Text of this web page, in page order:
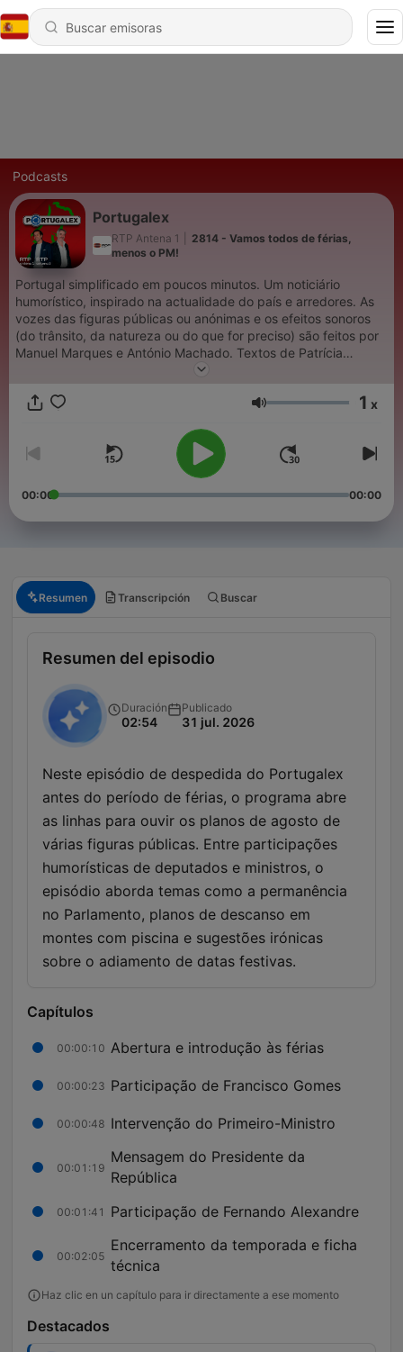
Podcasts
Portugalex
RTP Antena 1
2814 - Vamos todos de férias,
menos o PM!
Portugal simplificado em poucos minutos. Um noticiário
humorístico, inspirado na actualidade do país e arredores. As
vozes das figuras públicas ou anónimas e os efeitos sonoros
(do trânsito, da natureza ou do que for preciso) são feitos por
Manuel Marques e António Machado. Textos de Patrícia
Castanheira, sonoplastia de Thomas Anahory.
Volumen 1 x
00:00 00:00
Resumen Transcripción Buscar
Resumen del episodio
Duración
02:54
Publicado
31 jul. 2026
Neste episódio de despedida do Portugalex
antes do período de férias, o programa abre
as linhas para ouvir os planos de agosto de
várias figuras públicas. Entre participações
humorísticas de deputados e ministros, o
episódio aborda temas como a permanência
no Parlamento, planos de descanso em
montes com piscina e sugestões irónicas
sobre o adiamento de datas festivas.
Capítulos
00:00:10 Abertura e introdução às férias
00:00:23 Participação de Francisco Gomes
00:00:48 Intervenção do Primeiro-Ministro
00:01:19
Mensagem do Presidente da
República
00:01:41 Participação de Fernando Alexandre
00:02:05
Encerramento da temporada e ficha
técnica
Haz clic en un capítulo para ir directamente a ese momento
Destacados